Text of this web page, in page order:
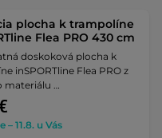
plocha k trampolíne
Flea PRO 430 cm
doskoková plocha k
inSPORTline Flea PRO z
materiálu …
– 11.8. u Vás